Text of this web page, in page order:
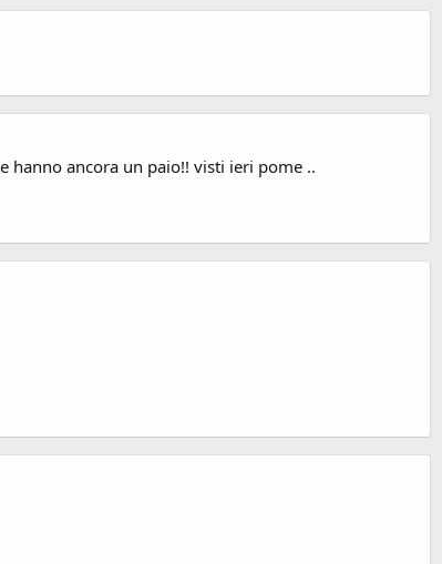
hanno ancora un paio!! visti ieri pome ..